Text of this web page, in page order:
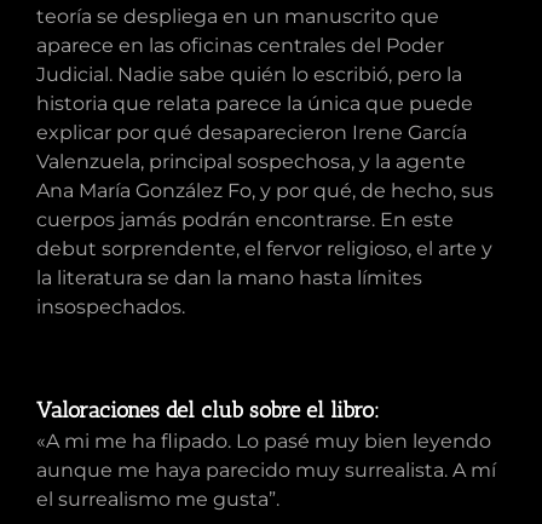
teoría se despliega en un manuscrito que
aparece en las oficinas centrales del Poder
Judicial. Nadie sabe quién lo escribió, pero la
historia que relata parece la única que puede
explicar por qué desaparecieron Irene García
Valenzuela, principal sospechosa, y la agente
Ana María González Fo, y por qué, de hecho, sus
cuerpos jamás podrán encontrarse. En este
debut sorprendente, el fervor religioso, el arte y
la literatura se dan la mano hasta límites
insospechados.
Valoraciones del club sobre el libro:
«A mi me ha flipado. Lo pasé muy bien leyendo
aunque me haya parecido muy surrealista. A mí
el surrealismo me gusta”.